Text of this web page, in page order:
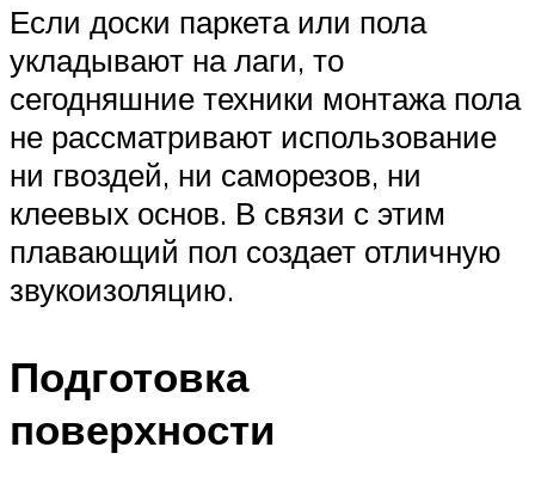
Если доски паркета или пола
укладывают на лаги, то
сегодняшние техники монтажа пола
не рассматривают использование
ни гвоздей, ни саморезов, ни
клеевых основ. В связи с этим
плавающий пол создает отличную
звукоизоляцию.
Подготовка
поверхности